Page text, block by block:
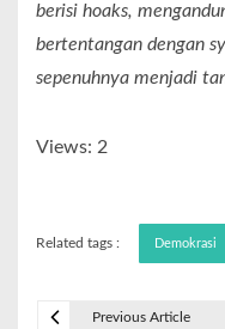
berisi hoaks,
bertentangan dengan
sepenuhnya menjadi
Views: 2
Related tags : Demokrasi
Previous Article